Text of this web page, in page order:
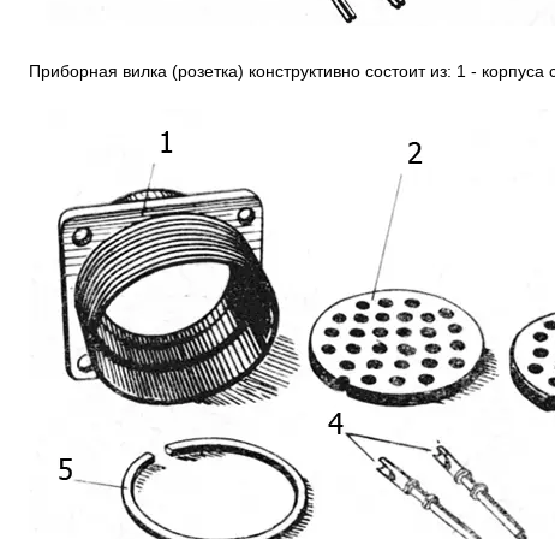
Приборная вилка (розетка) конструктивно состоит из: 1 -